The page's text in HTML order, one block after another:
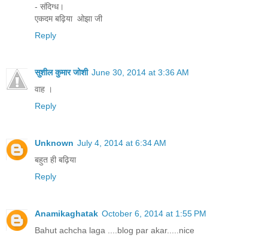
- संदिग्ध।
एकदम ​बढ़िया ​ ओझा जी
Reply
सुशील कुमार जोशी June 30, 2014 at 3:36 AM
वाह ।
Reply
Unknown July 4, 2014 at 6:34 AM
बहुत ही बढ़िया
Reply
Anamikaghatak October 6, 2014 at 1:55 PM
Bahut achcha laga ....blog par akar.....nice